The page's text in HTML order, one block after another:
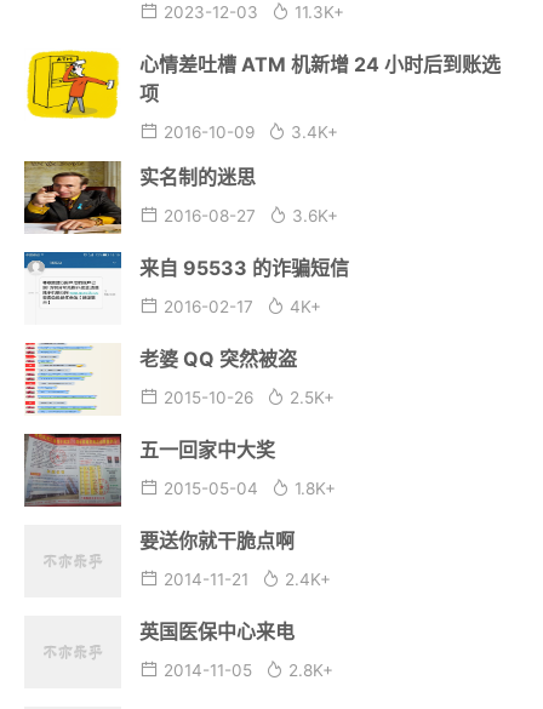
2023-12-03 11.3K+
心情差吐槽 ATM 机新增 24 小时后到账选
项
2016-10-09 3.4K+
实名制的迷思
2016-08-27 3.6K+
来自 95533 的诈骗短信
2016-02-17 4K+
老婆 QQ 突然被盗
2015-10-26 2.5K+
五一回家中大奖
2015-05-04 1.8K+
要送你就干脆点啊
2014-11-21 2.4K+
英国医保中心来电
2014-11-05 2.8K+